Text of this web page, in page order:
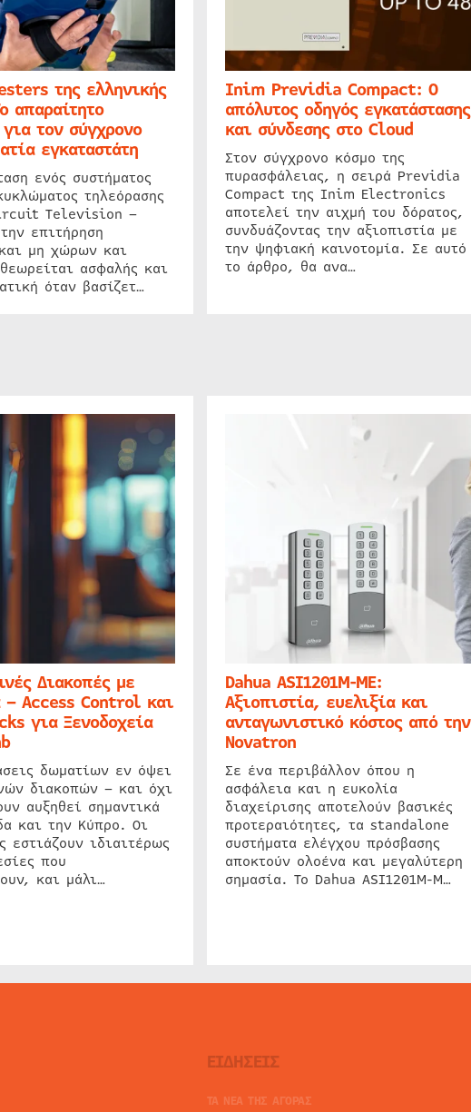
της ελληνικής
απαραίτητο
τον σύγχρονο
εγκαταστάτη
ενός συστήματος
τηλεόρασης
Television –
επιτήρηση
μη χώρων και
ασφαλής και
όταν βασίζετ…
Inim Previdia Compact: Ο
απόλυτος οδηγός εγκατάστασης
και σύνδεσης στο Cloud
Στον σύγχρονο κόσμο της
πυρασφάλειας, η σειρά Previdia
Compact της Inim Electronics
αποτελεί την αιχμή του δόρατος,
συνδυάζοντας την αξιοπιστία με
την ψηφιακή καινοτομία. Σε αυτό
το άρθρο, θα ανα…
Διακοπές με
– Access Control και
για Ξενοδοχεία
δωματίων εν όψει
διακοπών – και όχι
αυξηθεί σημαντικά
και την Κύπρο. Οι
εστιάζουν ιδιαιτέρως
που
και μάλι…
Dahua ASI1201M-ME:
Αξιοπιστία, ευελιξία και
ανταγωνιστικό κόστος από την
Novatron
Σε ένα περιβάλλον όπου η
ασφάλεια και η ευκολία
διαχείρισης αποτελούν βασικές
προτεραιότητες, τα standalone
συστήματα ελέγχου πρόσβασης
αποκτούν ολοένα και μεγαλύτερη
σημασία. Το Dahua ASI1201M-M…
ΕΙΔΗΣΕΙΣ
ΤΑ ΝΕΑ ΤΗΣ ΑΓΟΡΑΣ